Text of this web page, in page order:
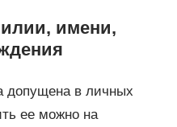
имени,
допущена в личных
ее можно на